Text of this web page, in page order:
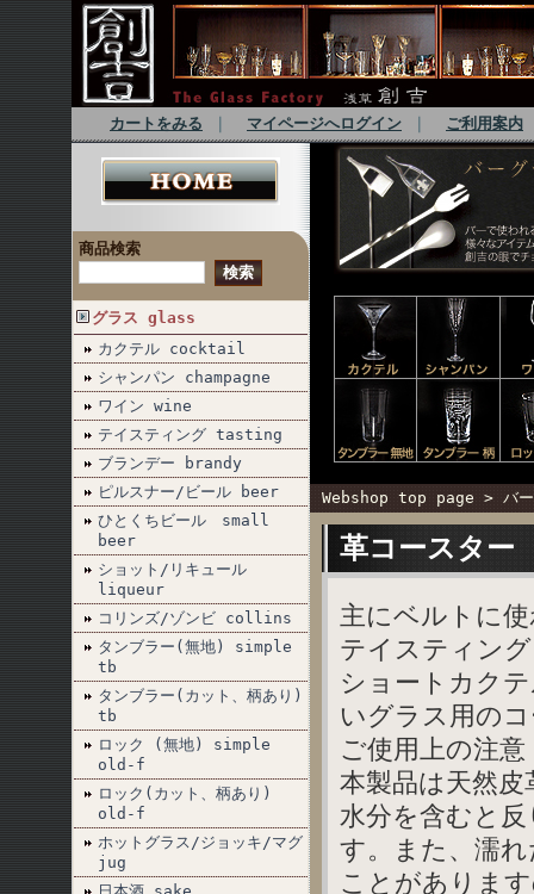
カートをみる マイページへログイン ご利用案内
商品検索
グラス glass
カクテル cocktail
シャンパン champagne
ワイン wine
テイスティング tasting
ブランデー brandy
ピルスナー/ビール beer
ひとくちビール small
beer
ショット/リキュール
liqueur
コリンズ/ゾンビ collins
タンブラー(無地) simple
tb
タンブラー(カット、柄あり)
tb
ロック (無地) simple
old-f
ロック(カット、柄あり)
old-f
ホットグラス/ジョッキ/マグ
jug
Webshop top page > バ
革コースタ
主にベルトに
テイスティン
ショートカク
いグラス用の
ご使用上の注意
本製品は天然
水分を含むと
す。また、濡
ことがありま